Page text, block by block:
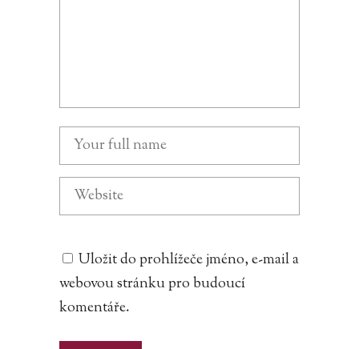
Uložit do prohlížeče jméno, e-mail a
webovou stránku pro budoucí
komentáře.